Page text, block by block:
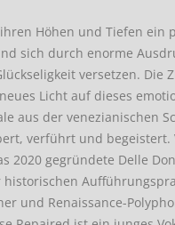
Höhen und Tiefen ein
sich durch enorme
versetzen. Die
Licht auf dieses
aus der venezianischen
verführt und
2020 gegründete Delle
und Renaissance-